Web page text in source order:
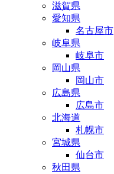
滋賀県
愛知県
名古屋市
岐阜県
岐阜市
岡山県
岡山市
広島県
広島市
北海道
札幌市
宮城県
仙台市
秋田県